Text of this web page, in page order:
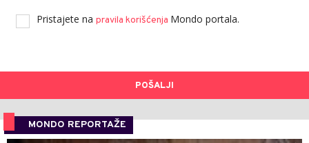
Pristajete na pravila korišćenja Mondo portala.
POŠALJI
MONDO REPORTAŽE